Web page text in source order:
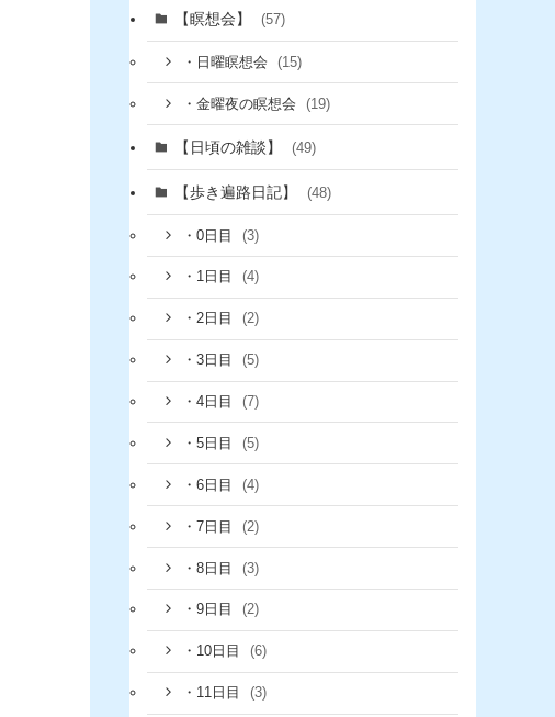
【瞑想会】 (57)
・日曜瞑想会 (15)
・金曜夜の瞑想会 (19)
【日頃の雑談】 (49)
【歩き遍路日記】 (48)
・0日目 (3)
・1日目 (4)
・2日目 (2)
・3日目 (5)
・4日目 (7)
・5日目 (5)
・6日目 (4)
・7日目 (2)
・8日目 (3)
・9日目 (2)
・10日目 (6)
・11日目 (3)